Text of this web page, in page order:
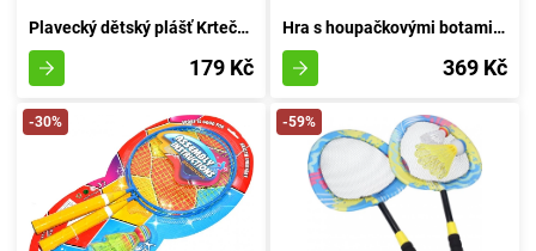
Plavecký dětský plášť Krteček 45x50 cm
179 Kč
Hra s houpačkovými botami Swingin' Kopyta od Fat Brain
369 Kč
-30% -59%